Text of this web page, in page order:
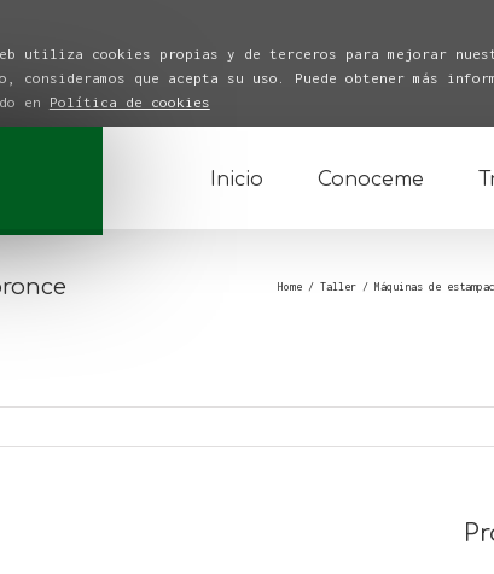
utiliza cookies propias y de terceros para mejorar
consideramos que acepta su uso. Puede obtener más
en Política de cookies
Inicio Conoceme
Home / Taller / Máquinas de